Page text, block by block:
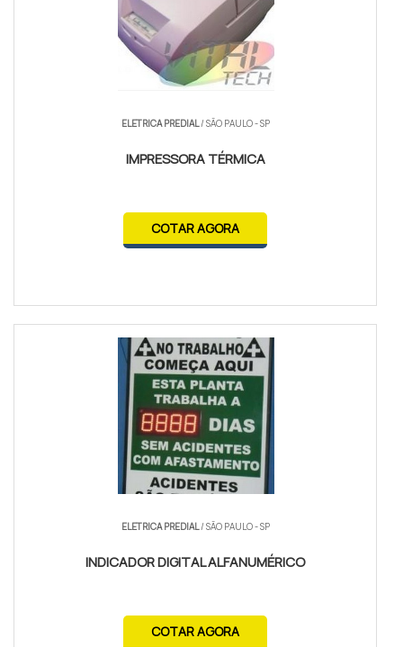
ELETRICA PREDIAL/ SÃO PAULO - SP
IMPRESSORA TÉRMICA
COTAR AGORA
ELETRICA PREDIAL/ SÃO PAULO - SP
INDICADOR DIGITAL ALFANUMÉRICO
COTAR AGORA